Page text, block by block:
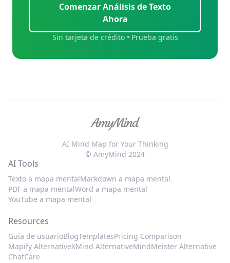
Comenzar Análisis de Texto
Ahora
Sin tarjeta de crédito • Prueba gratis
AI Mind Map for Your Thinking
© AmyMind 2024
AI Tools
Texto a mapa mentalMarkdown a mapa mental
PDF a mapa mentalWord a mapa mental
YouTube a mapa mental
Resources
Guía de usuarioBlogTemplatesPricing Comparison
Mapify AlternativeXMind AlternativeMindMeister Alternative
ChatCare